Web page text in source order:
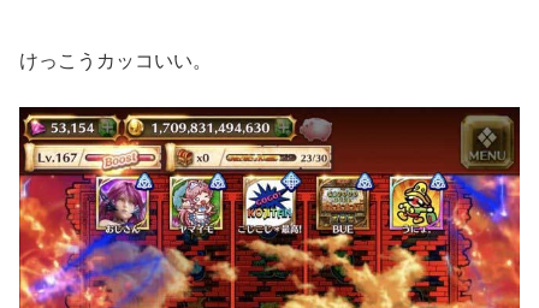
けっこうカッコいい。